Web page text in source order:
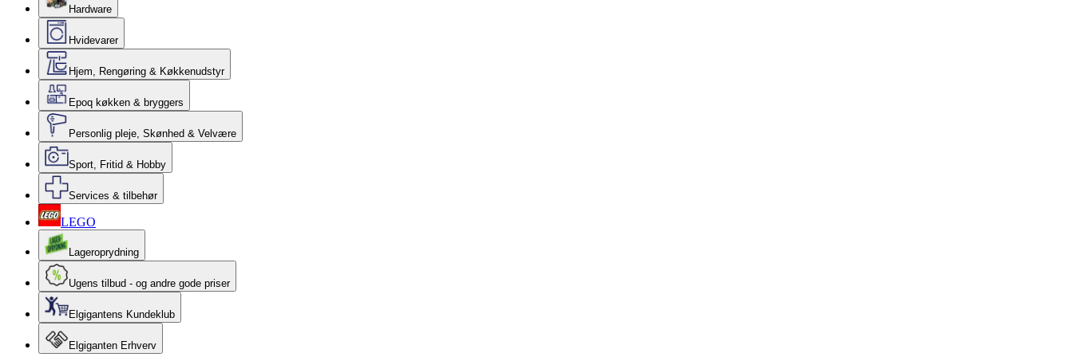
Hardware
Hvidevarer
Hjem, Rengøring & Køkkenudstyr
Epoq køkken & bryggers
Personlig pleje, Skønhed & Velvære
Sport, Fritid & Hobby
Services & tilbehør
LEGO
Lageroprydning
Ugens tilbud - og andre gode priser
Elgigantens Kundeklub
Elgiganten Erhverv